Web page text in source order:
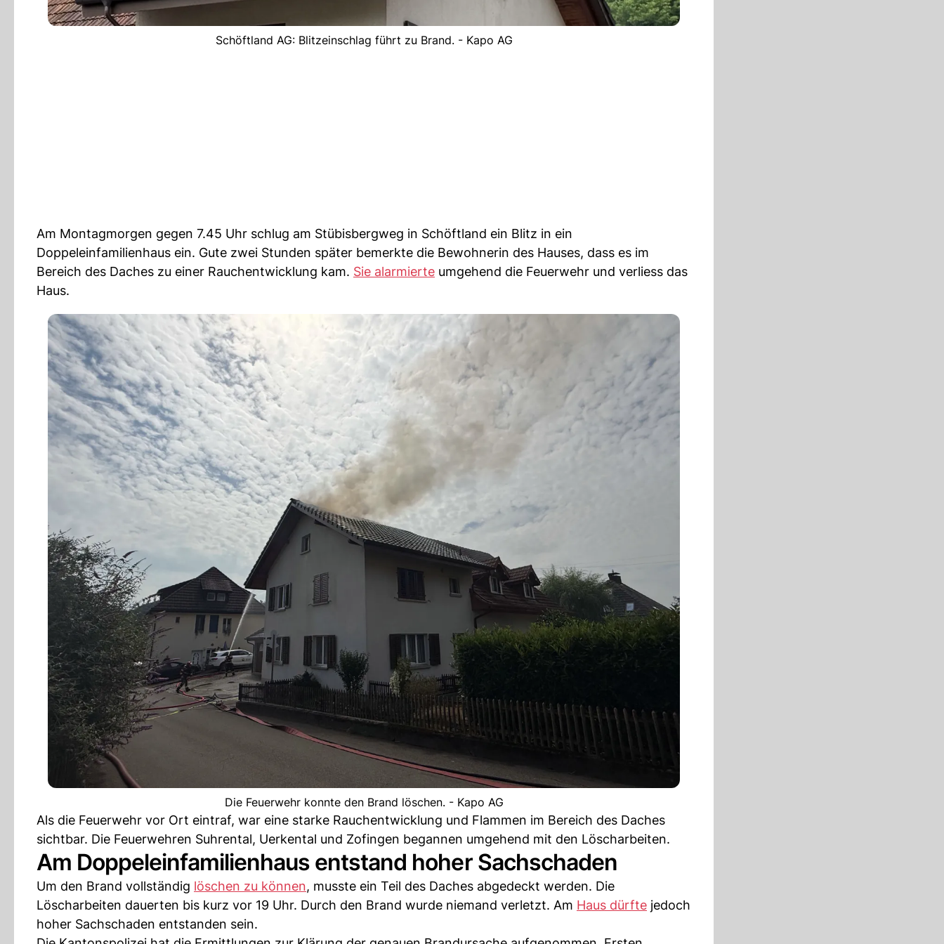
Schöftland AG: Blitzeinschlag führt zu Brand. - Kapo AG
Am Montagmorgen gegen 7.45 Uhr schlug am Stübisbergweg in Schöftland ein Blitz in ein
Doppeleinfamilienhaus ein. Gute zwei Stunden später bemerkte die Bewohnerin des Hauses, dass es im
Bereich des Daches zu einer Rauchentwicklung kam. Sie alarmierte umgehend die Feuerwehr und verliess das
Haus.
Die Feuerwehr konnte den Brand löschen. - Kapo AG
Als die Feuerwehr vor Ort eintraf, war eine starke Rauchentwicklung und Flammen im Bereich des Daches
sichtbar. Die Feuerwehren Suhrental, Uerkental und Zofingen begannen umgehend mit den Löscharbeiten.
Am Doppeleinfamilienhaus entstand hoher Sachschaden
Um den Brand vollständig löschen zu können, musste ein Teil des Daches abgedeckt werden. Die
Löscharbeiten dauerten bis kurz vor 19 Uhr. Durch den Brand wurde niemand verletzt. Am Haus dürfte jedoch
hoher Sachschaden entstanden sein.